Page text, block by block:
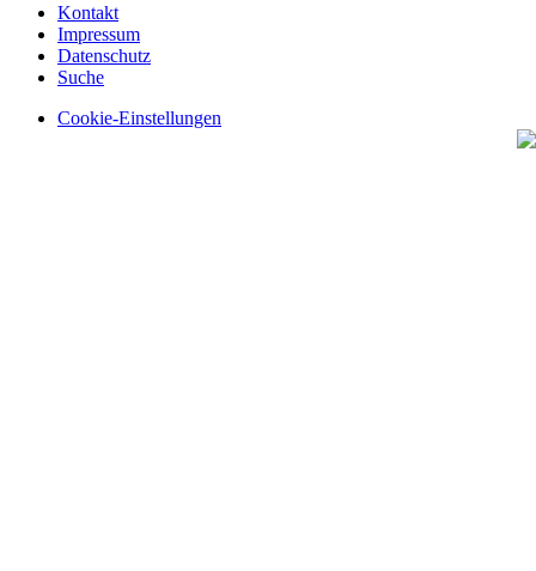
Kontakt
Impressum
Datenschutz
Suche
Cookie-Einstellungen